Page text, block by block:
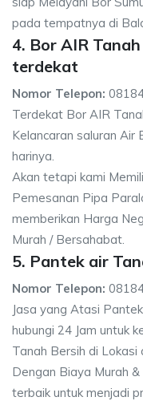
pada tempatnya di
4. Bor AIR
terdekat
Nomor Telepon:
Terdekat Bor AIR
Kelancaran saluran Air
harinya.
Akan tetapi kami
Pemesanan Pipa
memberikan Harga
Murah / Bersahabat.
5. Pantek air
Nomor Telepon:
Jasa yang Atasi
hubungi 24 Jam untuk
Tanah Bersih di Lokasi
Dengan Biaya Murah
terbaik untuk menjadi